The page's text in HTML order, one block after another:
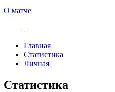
О матче
Главная
Статистика
Личная
Статистика